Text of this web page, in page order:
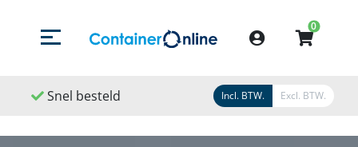
Menu openen/sluiten
Account
0
Snel besteld Snel geleverd
Incl. BTW. Excl. BTW.